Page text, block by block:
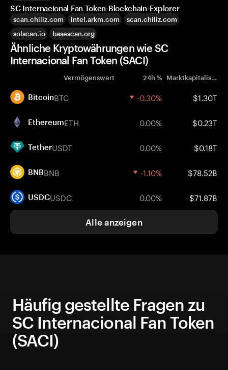
SC Internacional Fan Token-Blockchain-Explorer
scan.chiliz.com intel.arkm.com
scan.chiliz.com
solscan.io
basescan.org
Ähnliche Kryptowährungen wie SC
Internacional Fan Token (SACI)
Vermögenswert 24h % Marktkapitalisierung
BitcoinBTC -0.30% $1.30T
EthereumETH 0.00% $0.23T
TetherUSDT 0.00% $0.18T
BNBBNB -1.10% $78.52B
USDCUSDC 0.00% $71.87B
Alle anzeigen
Häufig gestellte Fragen zu
SC Internacional Fan Token
(SACI)